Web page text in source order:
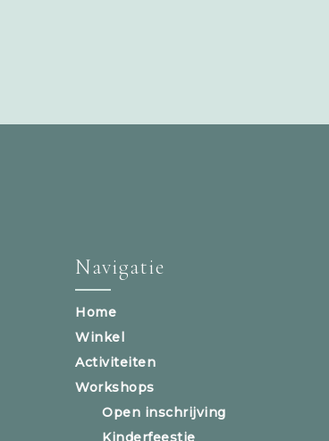
Navigatie
Home
Winkel
Activiteiten
Workshops
Open inschrijving
Kinderfeestje